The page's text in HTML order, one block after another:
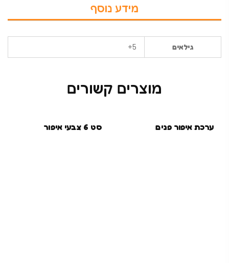
מידע נוסף
גילאים 5+
מוצרים קשורים
ערכת איפור פנים סט 6 צבעי איפור